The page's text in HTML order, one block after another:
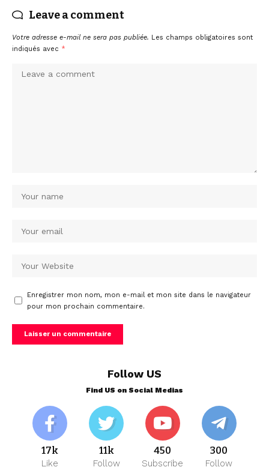
Leave a comment
Votre adresse e-mail ne sera pas publiée. Les champs obligatoires sont
indiqués avec *
Enregistrer mon nom, mon e-mail et mon site dans le navigateur
pour mon prochain commentaire.
Follow US
Find US on Social Medias
17k
Like
11k
Follow
450
Subscribe
300
Follow